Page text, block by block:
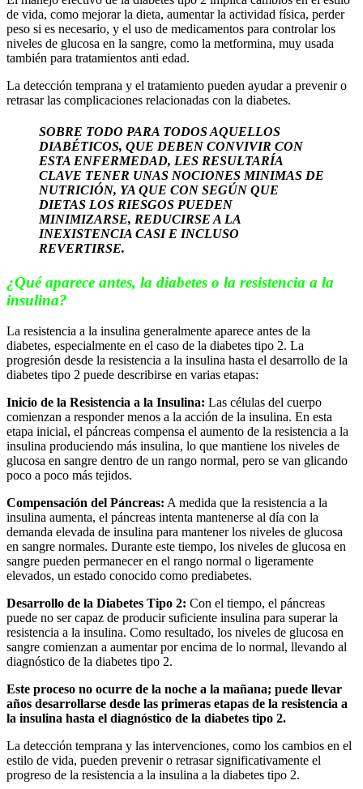
de vida, como mejorar la dieta, aumentar la actividad física, perder
peso si es necesario, y el uso de medicamentos para controlar los
niveles de glucosa en la sangre, como la metformina, muy usada
también para tratamientos anti edad.
La detección temprana y el tratamiento pueden ayudar a prevenir o
retrasar las complicaciones relacionadas con la diabetes.
SOBRE TODO PARA TODOS AQUELLOS
DIABÉTICOS, QUE DEBEN CONVIVIR CON
ESTA ENFERMEDAD, LES RESULTARÍA
CLAVE TENER UNAS NOCIONES MINIMAS DE
NUTRICIÓN, YA QUE CON SEGÚN QUE
DIETAS LOS RIESGOS PUEDEN
MINIMIZARSE, REDUCIRSE A LA
INEXISTENCIA CASI E INCLUSO
REVERTIRSE.
¿Qué aparece antes, la diabetes o la resistencia a la
insulina?
La resistencia a la insulina generalmente aparece antes de la
diabetes, especialmente en el caso de la diabetes tipo 2. La
progresión desde la resistencia a la insulina hasta el desarrollo de la
diabetes tipo 2 puede describirse en varias etapas:
Inicio de la Resistencia a la Insulina: Las células del cuerpo
comienzan a responder menos a la acción de la insulina. En esta
etapa inicial, el páncreas compensa el aumento de la resistencia a la
insulina produciendo más insulina, lo que mantiene los niveles de
glucosa en sangre dentro de un rango normal, pero se van glicando
poco a poco más tejidos.
Compensación del Páncreas: A medida que la resistencia a la
insulina aumenta, el páncreas intenta mantenerse al día con la
demanda elevada de insulina para mantener los niveles de glucosa
en sangre normales. Durante este tiempo, los niveles de glucosa en
sangre pueden permanecer en el rango normal o ligeramente
elevados, un estado conocido como prediabetes.
Desarrollo de la Diabetes Tipo 2: Con el tiempo, el páncreas
puede no ser capaz de producir suficiente insulina para superar la
resistencia a la insulina. Como resultado, los niveles de glucosa en
sangre comienzan a aumentar por encima de lo normal, llevando al
diagnóstico de la diabetes tipo 2.
Este proceso no ocurre de la noche a la mañana; puede llevar
años desarrollarse desde las primeras etapas de la resistencia a
la insulina hasta el diagnóstico de la diabetes tipo 2.
La detección temprana y las intervenciones, como los cambios en el
estilo de vida, pueden prevenir o retrasar significativamente el
progreso de la resistencia a la insulina a la diabetes tipo 2.